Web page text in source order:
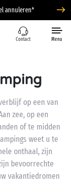
annuleren*
Contact Menu
op een van
zee, op een
of te midden
weet u te
onthaal, zijn
bevoorrechte
vakantiedromen